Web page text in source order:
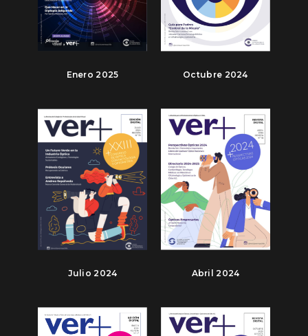
Enero 2025 Octubre 2024
Julio 2024 Abril 2024